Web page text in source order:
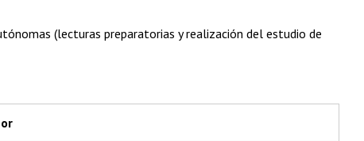
(lecturas preparatorias y realización del estudio de